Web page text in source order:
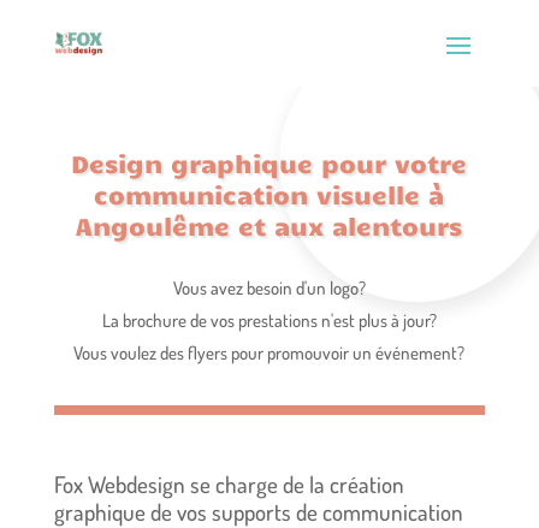
Design graphique pour votre
communication visuelle à
Angoulême et aux alentours
Vous avez besoin d'un logo?
La brochure de vos prestations n'est plus à jour?
Vous voulez des flyers pour promouvoir un événement?
Fox Webdesign se charge de la création
graphique de vos supports de communication